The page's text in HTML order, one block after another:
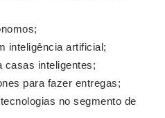
inteligência artificial;
casas inteligentes;
para fazer entregas;
no segmento de